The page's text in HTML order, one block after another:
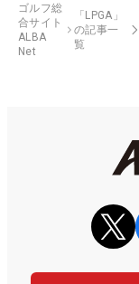
ゴルフ総
合サイト
ALBA
Net
「LPGA」
の記事一
覧